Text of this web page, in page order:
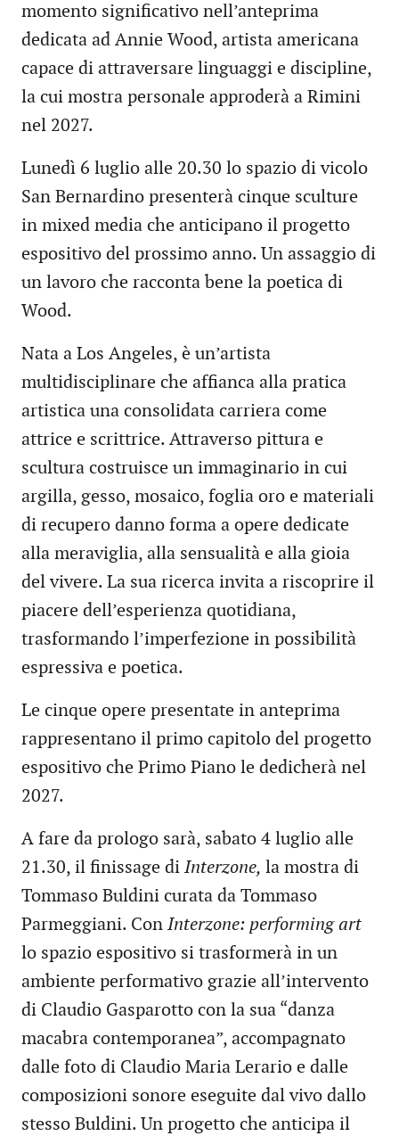
momento significativo nell’anteprima
dedicata ad Annie Wood, artista americana
capace di attraversare linguaggi e discipline,
la cui mostra personale approderà a Rimini
nel 2027.
Lunedì 6 luglio alle 20.30 lo spazio di vicolo
San Bernardino presenterà cinque sculture
in mixed media che anticipano il progetto
espositivo del prossimo anno. Un assaggio di
un lavoro che racconta bene la poetica di
Wood.
Nata a Los Angeles, è un’artista
multidisciplinare che affianca alla pratica
artistica una consolidata carriera come
attrice e scrittrice. Attraverso pittura e
scultura costruisce un immaginario in cui
argilla, gesso, mosaico, foglia oro e materiali
di recupero danno forma a opere dedicate
alla meraviglia, alla sensualità e alla gioia
del vivere. La sua ricerca invita a riscoprire il
piacere dell’esperienza quotidiana,
trasformando l’imperfezione in possibilità
espressiva e poetica.
Le cinque opere presentate in anteprima
rappresentano il primo capitolo del progetto
espositivo che Primo Piano le dedicherà nel
2027.
A fare da prologo sarà, sabato 4 luglio alle
21.30, il finissage di Interzone, la mostra di
Tommaso Buldini curata da Tommaso
Parmeggiani. Con Interzone: performing art
lo spazio espositivo si trasformerà in un
ambiente performativo grazie all’intervento
di Claudio Gasparotto con la sua “danza
macabra contemporanea”, accompagnato
dalle foto di Claudio Maria Lerario e dalle
composizioni sonore eseguite dal vivo dallo
stesso Buldini. Un progetto che anticipa il